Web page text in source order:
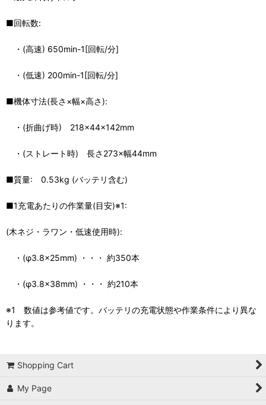
■回転数:
・(高速) 650min-1[回転/分]
・(低速) 200min-1[回転/分]
■機体寸法(長さ×幅×高さ):
・(折曲げ時) 218×44×142mm
・(ストレート時) 長さ273×幅44mm
■質量: 0.53kg (バッテリ含む)
■1充電あたりの作業量(目安)※1:
(木ネジ・ラワン・低速使用時):
・(φ3.8×25mm) ・・・ 約350本
・(φ3.8×38mm) ・・・ 約210本
※1 数値は参考値です。バッテリの充電状態や作業条件により異な
ります。
Shopping Cart
My Page